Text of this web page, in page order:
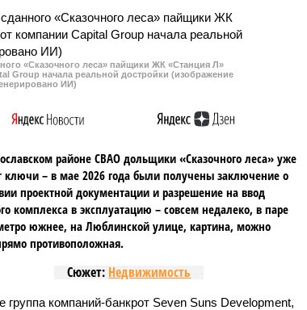
«Сказочного леса» пайщики ЖК «Станция Л»
Group начала реальной достройки (изображение
ИИ)
районе СВАО дольщики «Сказочного леса» уже
ключи – в мае 2026 года были получены заключение о
проектной документации и разрешение на ввод
комплекса в эксплуатацию – совсем недалеко, в паре
южнее, на Люблинской улице, картина, можно
противоположная.
Сюжет: Недвижимость
компаний-банкрот Seven Suns Development,